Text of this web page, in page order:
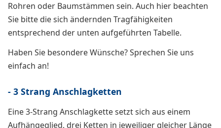
Rohren oder Baumstämmen sein. Auch hier beachten
Sie bitte die sich ändernden Tragfähigkeiten
entsprechend der unten aufgeführten Tabelle.
Haben Sie besondere Wünsche? Sprechen Sie uns
einfach an!
- 3 Strang Anschlagketten
Eine 3-Strang Anschlagkette setzt sich aus einem
Aufhängeglied, drei Ketten in jeweiliger gleicher Länge